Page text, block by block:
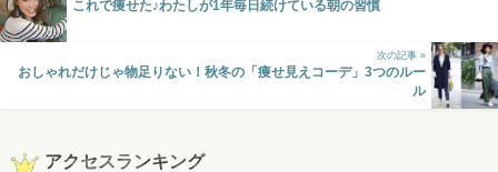
これで痩せた♪わたしが1年毎日続けている朝の習慣
次の記事 »
おしゃれだけじゃ物足りない！秋冬の「痩せ見えコーデ」3つのルー
ル
アクセスランキング